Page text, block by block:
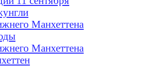
Манхеттена
Манхеттена